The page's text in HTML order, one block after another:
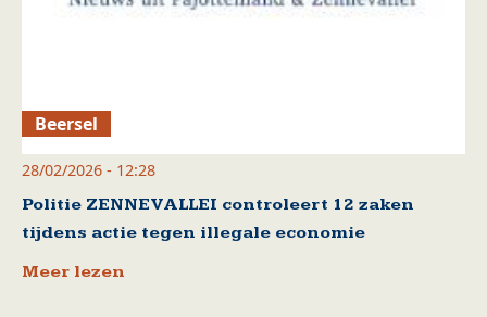
Beersel
28/02/2026 - 12:28
Politie ZENNEVALLEI controleert 12 zaken
tijdens actie tegen illegale economie
Meer lezen